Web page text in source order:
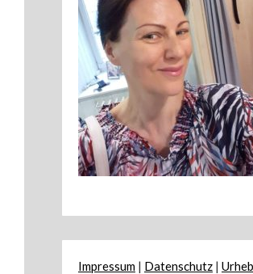
Impressum| Datenschutz|